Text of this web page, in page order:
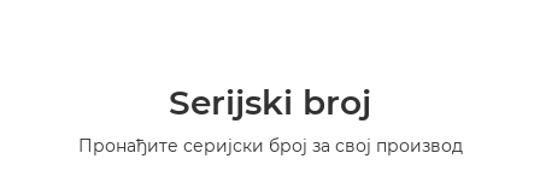
Serijski broj
Пронађите серијски број за свој производ